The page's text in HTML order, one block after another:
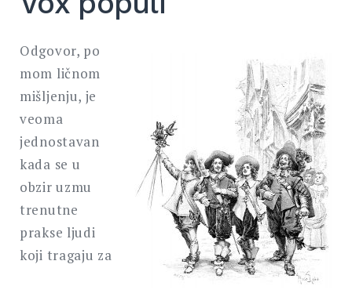
Odgovor, po
mom ličnom
mišljenju, je
veoma
jednostavan
kada se u
obzir uzmu
trenutne
prakse ljudi
koji tragaju za